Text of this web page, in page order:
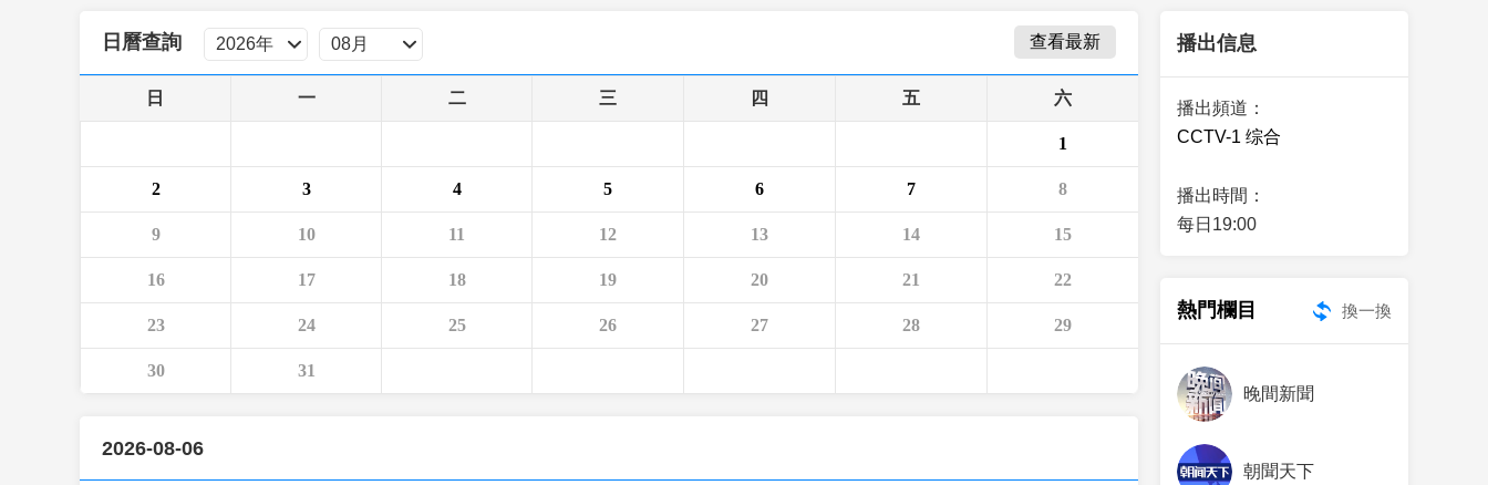
財經 教育 鄉村振興 生態環境 藝術 汽車 數智 5G
大國智造 大國展會 大國保險 雲頂對話 雲起 超級工廠 智敬中國 全民健康 顏選攻略 海洋 時尚 天氣 才藝 網展 央央好物
CCTV.節目官網 總台企業白名單
日曆查詢 查看最新
日 一 二 三 四 五 六
1
2 3 4 5 6 7 8
9 10 11 12 13 14 15
16 17 18 19 20 21 22
23 24 25 26 27 28 29
30 31
2026-08-06
播出信息
播出頻道：
CCTV-1 综合
播出時間：
每日19:00
熱門欄目
晚間新聞
朝聞天下
換一換